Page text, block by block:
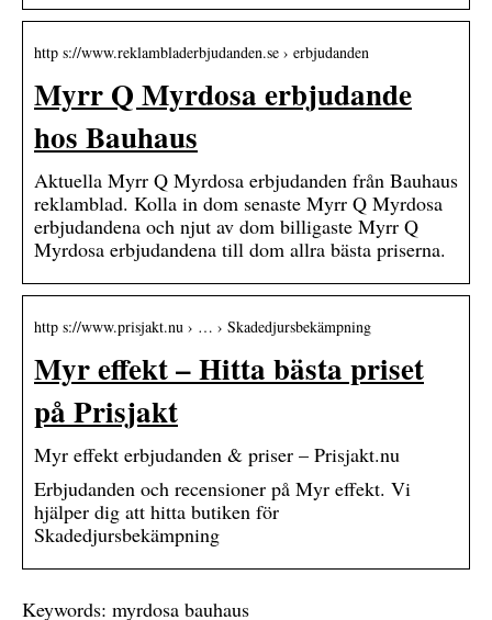
http s://www.reklambladerbjudanden.se › erbjudanden
Myrr Q Myrdosa erbjudande
hos Bauhaus
Aktuella Myrr Q Myrdosa erbjudanden från Bauhaus
reklamblad. Kolla in dom senaste Myrr Q Myrdosa
erbjudandena och njut av dom billigaste Myrr Q
Myrdosa erbjudandena till dom allra bästa priserna.
http s://www.prisjakt.nu › … › Skadedjursbekämpning
Myr effekt – Hitta bästa priset
på Prisjakt
Myr effekt erbjudanden & priser – Prisjakt.nu
Erbjudanden och recensioner på Myr effekt. Vi
hjälper dig att hitta butiken för
Skadedjursbekämpning
Keywords: myrdosa bauhaus